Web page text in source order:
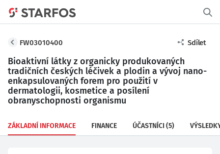
FW03010400 Sdílet
Bioaktivní látky z organicky produkovaných
tradičních českých léčivek a plodin a vývoj nano-
enkapsulovaných forem pro použití v
dermatologii, kosmetice a posílení
obranyschopnosti organismu
ZÁKLADNÍ INFORMACE FINANCE ÚČASTNÍCI (5)